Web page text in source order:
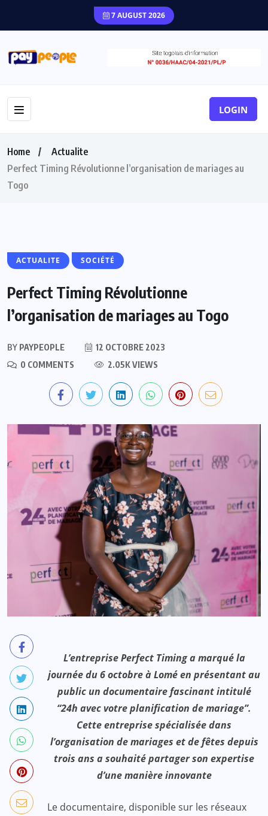
7 AUGUST 2026
LOGIN
Home
Actualite
Perfect Timing Révolutionne l’organisation de mariages au
Togo
ACTUALITE SOCIÉTÉ
Perfect Timing Révolutionne
l’organisation de mariages au Togo
BY PAYPEOPLE
12 OCTOBRE 2023
0 COMMENTS
2.05K VIEWS
L’entreprise Perfect Timing a marqué la
journée du 6 octobre à Lomé en présentant au
public un documentaire fascinant intitulé
“24h avec votre planification de mariage”.
Cette entreprise spécialisée dans
l’organisation de mariages et de fêtes depuis
trois ans a souhaité partager son expertise
d’une manière innovante
Le documentaire, disponible sur les réseaux